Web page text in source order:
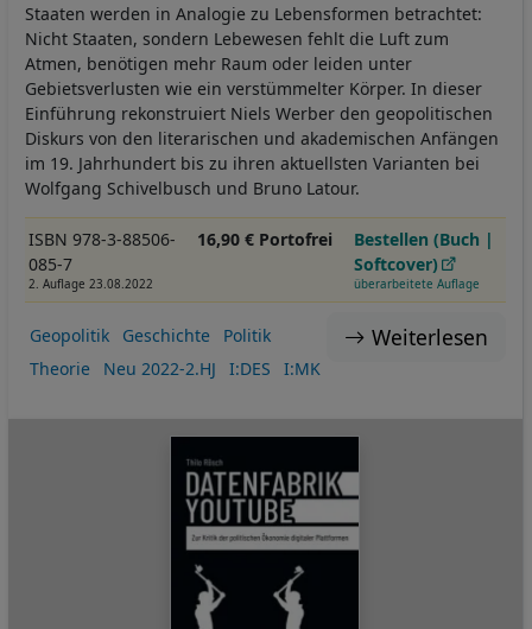
Staaten werden in Analogie zu Lebensformen betrachtet:
Nicht Staaten, sondern Lebewesen fehlt die Luft zum
Atmen, benötigen mehr Raum oder leiden unter
Gebietsverlusten wie ein verstümmelter Körper. In dieser
Einführung rekonstruiert Niels Werber den geopolitischen
Diskurs von den literarischen und akademischen Anfängen
im 19. Jahrhundert bis zu ihren aktuellsten Varianten bei
Wolfgang Schivelbusch und Bruno Latour.
ISBN 978-3-88506-
085-7
2. Auflage 23.08.2022
16,90 € Portofrei
Bestellen (Buch |
Softcover)
überarbeitete Auflage
Weiterlesen
Geopolitik Geschichte
Politik
Theorie
Neu 2022-2.HJ I:DES I:MK